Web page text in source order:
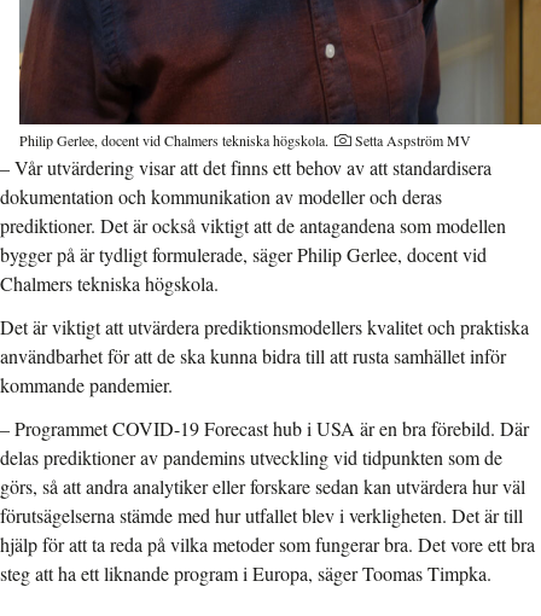
Philip Gerlee, docent vid Chalmers tekniska högskola. Setta Aspström MV
– Vår utvärdering visar att det finns ett behov av att standardisera
dokumentation och kommunikation av modeller och deras
prediktioner. Det är också viktigt att de antagandena som modellen
bygger på är tydligt formulerade, säger Philip Gerlee, docent vid
Chalmers tekniska högskola.
Det är viktigt att utvärdera prediktionsmodellers kvalitet och praktiska
användbarhet för att de ska kunna bidra till att rusta samhället inför
kommande pandemier.
– Programmet COVID-19 Forecast hub i USA är en bra förebild. Där
delas prediktioner av pandemins utveckling vid tidpunkten som de
görs, så att andra analytiker eller forskare sedan kan utvärdera hur väl
förutsägelserna stämde med hur utfallet blev i verkligheten. Det är till
hjälp för att ta reda på vilka metoder som fungerar bra. Det vore ett bra
steg att ha ett liknande program i Europa, säger Toomas Timpka.